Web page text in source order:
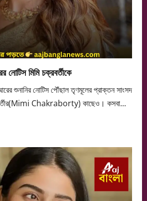
মিমি চক্রবর্তীকে
শুনানির নোটিস পৌঁছাল তৃণমূলের প্রাক্তন সাংসদ
Chakraborty) কাছেও। কসবা...